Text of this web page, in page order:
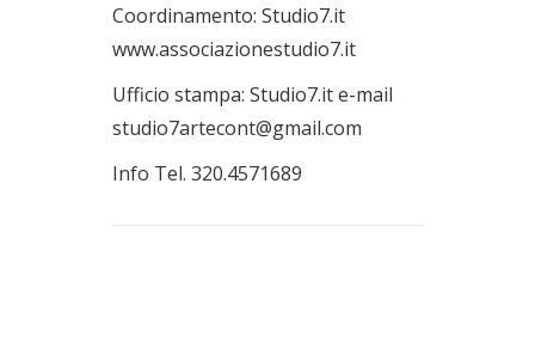
Coordinamento: Studio7.it
www.associazionestudio7.it
Ufficio stampa: Studio7.it e-mail
studio7artecont@gmail.com
Info Tel. 320.4571689